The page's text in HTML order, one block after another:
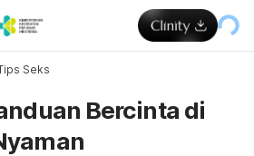
Seks
Bercinta di